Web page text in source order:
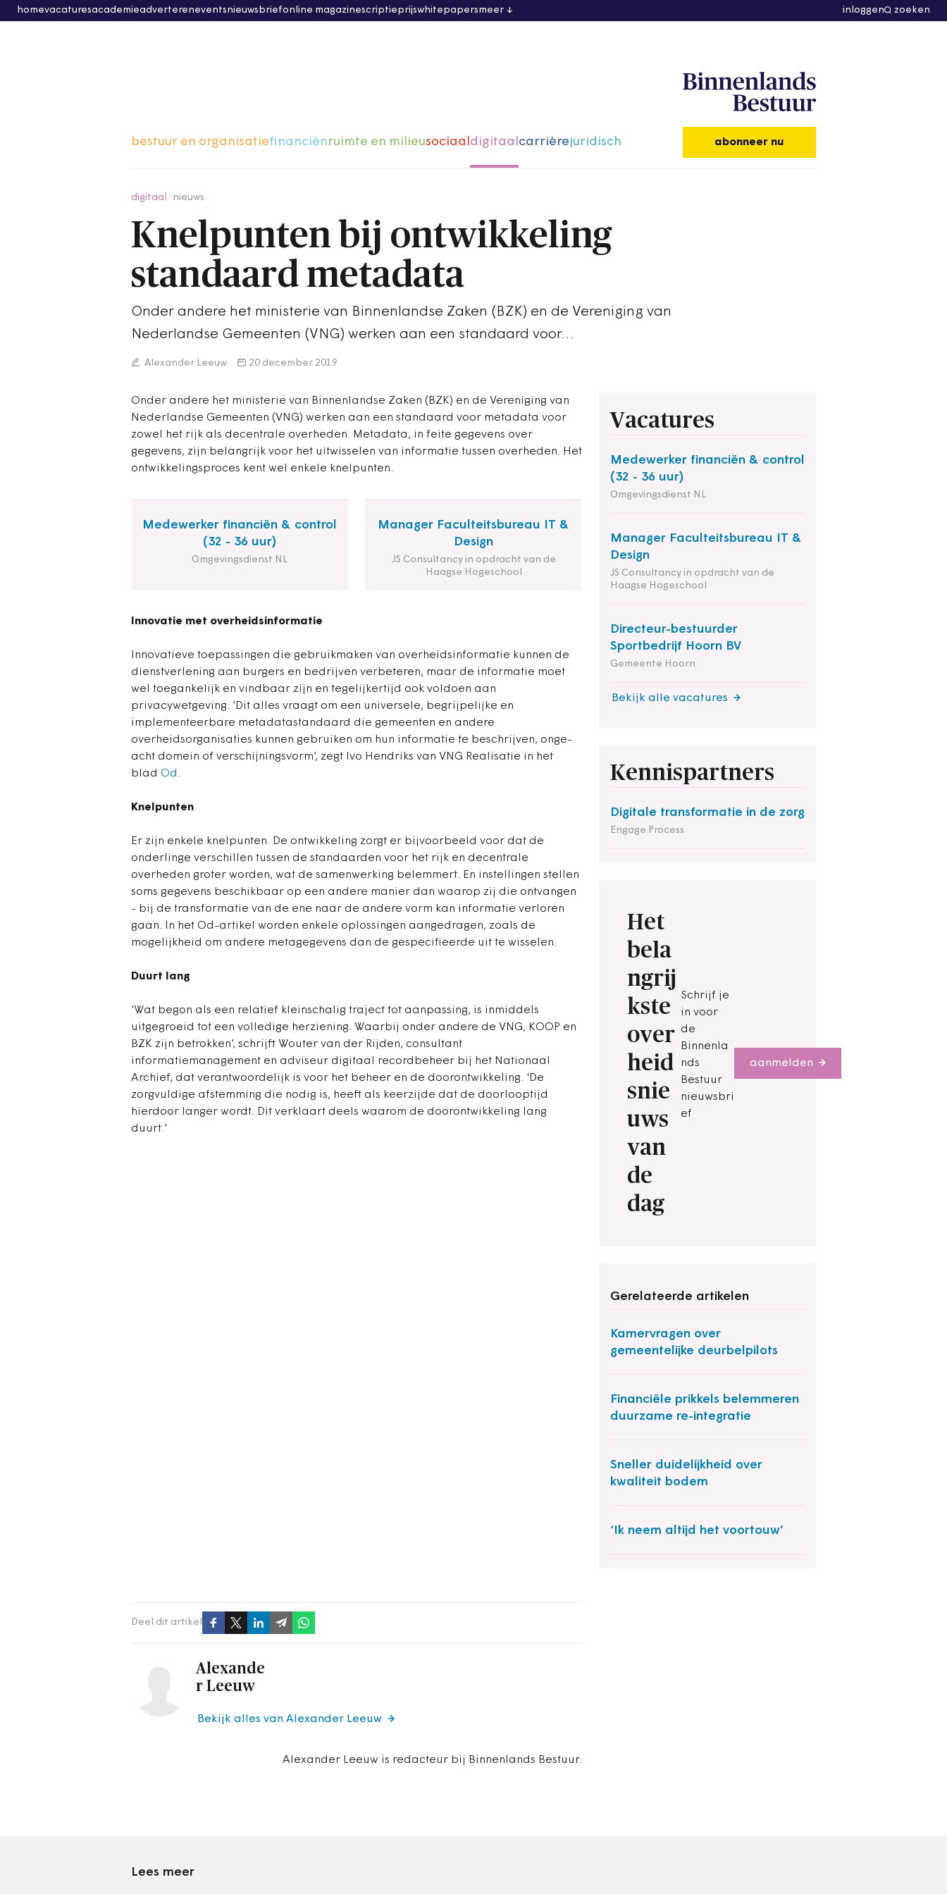
homevacaturesacademieadvertereneventsnieuwsbriefonline magazinescriptieprijswhitepapersmeer inloggen zoeken
bestuur en organisatiefinanciënruimte en milieusociaaldigitaalcarrièrejuridisch abonneer nu
digitaal nieuws
Knelpunten bij ontwikkeling
standaard metadata
Onder andere het ministerie van Binnenlandse Zaken (BZK) en de Vereniging van
Nederlandse Gemeenten (VNG) werken aan een standaard voor…
Alexander Leeuw 20 december 2019
Onder andere het ministerie van Binnenlandse Zaken (BZK) en de Vereniging van
Nederlandse Gemeenten (VNG) werken aan een standaard voor metadata voor
zowel het rijk als decentrale overheden. Metadata, in feite gegevens over
gegevens, zijn belangrijk voor het uitwisselen van informatie tussen overheden. Het
ontwikkelingsproces kent wel enkele knelpunten.
Medewerker financiën & control
(32 - 36 uur)
Omgevingsdienst NL
Manager Faculteitsbureau IT &
Design
JS Consultancy in opdracht van de
Haagse Hogeschool
Innovatie met overheidsinformatie
Vacatures
Medewerker financiën & control
(32 - 36 uur)
Omgevingsdienst NL
Manager Faculteitsbureau IT &
Design
JS Consultancy in opdracht van de
Haagse Hogeschool
Directeur-bestuurder
Sportbedrijf Hoorn BV
Gemeente Hoorn
Bekijk alle vacatures
Kennispartners
Digitale transformatie in de zorg
Engage Process
Het
bela
ngrij
kste
over
heid
snie
uws
van
de
dag
Schrijf je
in voor
de
Binnenla
nds
Bestuur
nieuwsbri
ef
aanmelden
Gerelateerde artikelen
Kamervragen over
gemeentelijke deurbelpilots
Financiële prikkels belemmeren
duurzame re-integratie
Sneller duidelijkheid over
kwaliteit bodem
‘Ik neem altijd het voortouw’
Innovatieve toepassingen die gebruikmaken van overheidsinformatie kunnen de
dienstverlening aan burgers en bedrijven verbeteren, maar de informatie moet
wel toegankelijk en vindbaar zijn en tegelijkertijd ook voldoen aan
privacywetgeving. ‘Dit alles vraagt om een universele, begrijpelijke en
implementeerbare metadata­standaard die gemeenten en andere
overheidsorganisaties kunnen gebruiken om hun informatie te beschrijven, onge­
acht domein of verschijningsvorm’, zegt Ivo Hendriks van VNG Realisatie in het
blad Od .
Knelpunten
Er zijn enkele knelpunten. De ontwikkeling zorgt er bijvoorbeeld voor dat de
onderlinge verschillen tussen de standaarden voor het rijk en decentrale
overheden groter worden, wat de samenwerking belemmert. En instellingen stellen
soms gegevens beschikbaar op een andere manier dan waarop zij die ontvangen
- bij de transformatie van de ene naar de andere vorm kan informatie verloren
gaan. In het Od-artikel worden enkele oplossingen aangedragen, zoals de
mogelijkheid om andere metagegevens dan de gespecifieerde uit te wisselen.
Duurt lang
‘Wat begon als een relatief kleinschalig traject tot aanpassing, is inmiddels
uitgegroeid tot een volledige herziening. Waarbij onder andere de VNG, KOOP en
BZK zijn betrokken’, schrijft Wouter van der Rijden, consultant
informatiemanagement en adviseur digitaal recordbeheer bij het Nationaal
Archief, dat verantwoordelijk is voor het beheer en de doorontwikkeling. 'De
zorgvuldige afstemming die nodig is, heeft als keerzijde dat de doorlooptijd
hierdoor langer wordt. Dit verklaart deels waarom de doorontwikkeling lang
duurt.'
Deel dit artikel
Alexande
r Leeuw
Alexander Leeuw is redacteur bij Binnenlands Bestuur.
Bekijk alles van Alexander Leeuw
Lees meer